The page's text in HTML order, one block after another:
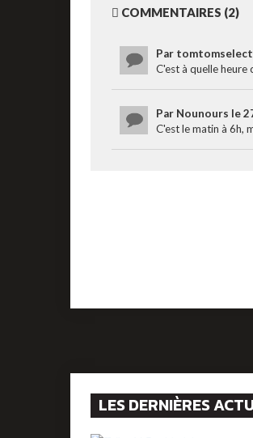
COMMENTAIRES (2)
Par
C'est à quelle heure
Par Nounours le
C'est le matin à 6h,
LES DERNIÈRES